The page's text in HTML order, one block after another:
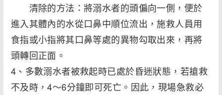
清除的方法：將溺水者的頭偏向一側，便於
進入其體內的水從口鼻中順位流出，施救人員用
食指或小指將其口鼻等處的異物勾取出來，再將
頭轉回正面。
4、多數溺水者被救起時已處於昏迷狀態，若搶救
不及時，4～6分鐘即可死亡。因此，現場急救必